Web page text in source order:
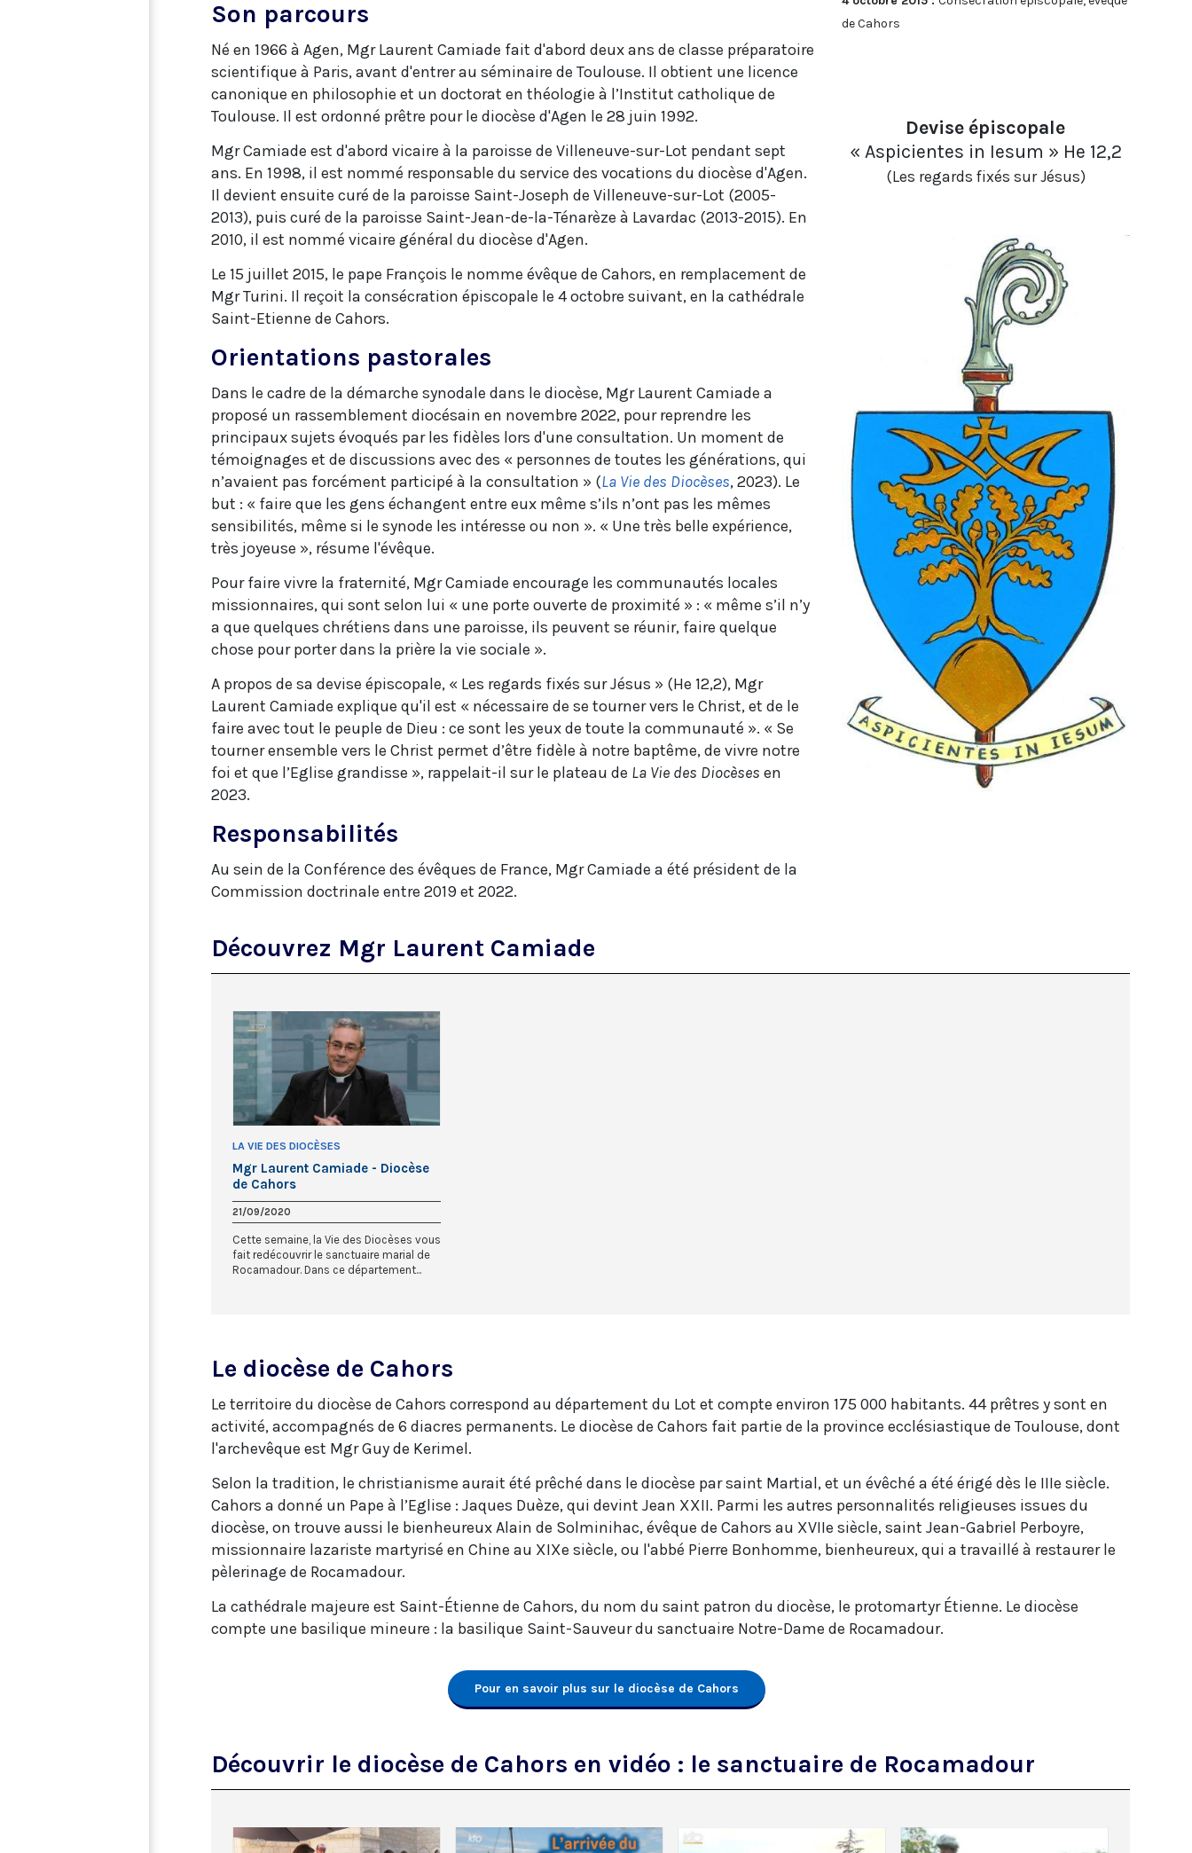
Son parcours
Né en 1966 à Agen, Mgr Laurent Camiade fait d'abord deux ans de classe préparatoire
scientifique à Paris, avant d'entrer au séminaire de Toulouse. Il obtient une licence
canonique en philosophie et un doctorat en théologie à l’Institut catholique de
Toulouse. Il est ordonné prêtre pour le diocèse d'Agen le 28 juin 1992.
Mgr Camiade est d'abord vicaire à la paroisse de Villeneuve-sur-Lot pendant sept
ans. En 1998, il est nommé responsable du service des vocations du diocèse d'Agen.
Il devient ensuite curé de la paroisse Saint-Joseph de Villeneuve-sur-Lot (2005-
2013), puis curé de la paroisse Saint-Jean-de-la-Ténarèze à Lavardac (2013-2015). En
2010, il est nommé vicaire général du diocèse d'Agen.
Le 15 juillet 2015, le pape François le nomme évêque de Cahors, en remplacement de
Mgr Turini. Il reçoit la consécration épiscopale le 4 octobre suivant, en la cathédrale
Saint-Etienne de Cahors.
Orientations pastorales
Dans le cadre de la démarche synodale dans le diocèse, Mgr Laurent Camiade a
proposé un rassemblement diocésain en novembre 2022, pour reprendre les
principaux sujets évoqués par les fidèles lors d'une consultation. Un moment de
témoignages et de discussions avec des « personnes de toutes les générations, qui
n’avaient pas forcément participé à la consultation » (La Vie des Diocèses, 2023). Le
but : « faire que les gens échangent entre eux même s’ils n’ont pas les mêmes
sensibilités, même si le synode les intéresse ou non ». « Une très belle expérience,
très joyeuse », résume l'évêque.
Pour faire vivre la fraternité, Mgr Camiade encourage les communautés locales
missionnaires, qui sont selon lui « une porte ouverte de proximité » : « même s’il n’y
a que quelques chrétiens dans une paroisse, ils peuvent se réunir, faire quelque
chose pour porter dans la prière la vie sociale ».
A propos de sa devise épiscopale, « Les regards fixés sur Jésus » (He 12,2), Mgr
Laurent Camiade explique qu'il est « nécessaire de se tourner vers le Christ, et de le
faire avec tout le peuple de Dieu : ce sont les yeux de toute la communauté ». « Se
tourner ensemble vers le Christ permet d’être fidèle à notre baptême, de vivre notre
foi et que l’Eglise grandisse », rappelait-il sur le plateau de La Vie des Diocèses en
2023.
Responsabilités
Au sein de la Conférence des évêques de France, Mgr Camiade a été président de la
Commission doctrinale entre 2019 et 2022.
de Cahors
Devise épiscopale
« Aspicientes in Iesum » He 12,2
(Les regards fixés sur Jésus)
Découvrez Mgr Laurent Camiade
LA VIE DES DIOCÈSES
Mgr Laurent Camiade - Diocèse
de Cahors
21/09/2020
Cette semaine, la Vie des Diocèses vous
fait redécouvrir le sanctuaire marial de
Rocamadour. Dans ce département...
Le diocèse de Cahors
Le territoire du diocèse de Cahors correspond au département du Lot et compte environ 175 000 habitants. 44 prêtres y sont en
activité, accompagnés de 6 diacres permanents. Le diocèse de Cahors fait partie de la province ecclésiastique de Toulouse, dont
l'archevêque est Mgr Guy de Kerimel.
Selon la tradition, le christianisme aurait été prêché dans le diocèse par saint Martial, et un évêché a été érigé dès le IIIe siècle.
Cahors a donné un Pape à l’Eglise : Jaques Duèze, qui devint Jean XXII. Parmi les autres personnalités religieuses issues du
diocèse, on trouve aussi le bienheureux Alain de Solminihac, évêque de Cahors au XVIIe siècle, saint Jean-Gabriel Perboyre,
missionnaire lazariste martyrisé en Chine au XIXe siècle, ou l'abbé Pierre Bonhomme, bienheureux, qui a travaillé à restaurer le
pèlerinage de Rocamadour.
La cathédrale majeure est Saint-Étienne de Cahors, du nom du saint patron du diocèse, le protomartyr Étienne. Le diocèse
compte une basilique mineure : la basilique Saint-Sauveur du sanctuaire Notre-Dame de Rocamadour.
Pour en savoir plus sur le diocèse de Cahors
Découvrir le diocèse de Cahors en vidéo : le sanctuaire de Rocamadour